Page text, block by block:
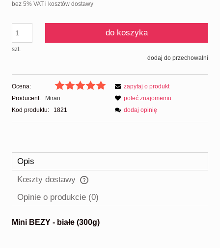
bez 5% VAT i kosztów dostawy
szt.
do koszyka
dodaj do przechowalni
Ocena:
Producent:
Miran
Kod produktu:
1821
zapytaj o produkt
poleć znajomemu
dodaj opinię
Opis
Koszty dostawy
Cena nie zawiera ewentualnych kosztów płatności
Opinie o produkcie (0)
Mini BEZY - białe (300g)